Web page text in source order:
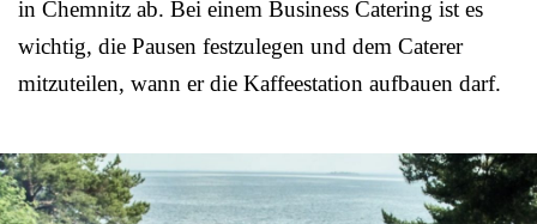
in Chemnitz ab. Bei einem Business Catering ist es
wichtig, die Pausen festzulegen und dem Caterer
mitzuteilen, wann er die Kaffeestation aufbauen darf.